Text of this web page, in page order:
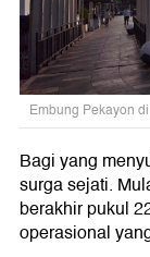
Embung Pekayon
Bagi yang
surga sejati.
berakhir pukul
operasional